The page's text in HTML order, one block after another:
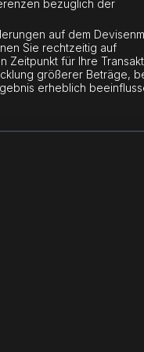
bezüglich der
auf dem
Sie rechtzeitig auf
Zeitpunkt für Ihre
größerer Beträge,
erheblich